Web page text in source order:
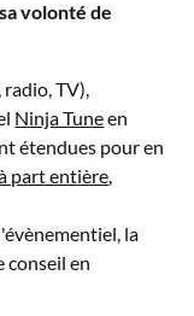
volonté de
TV),
Ninja Tuneen
étendues pour en
part entière
la
en